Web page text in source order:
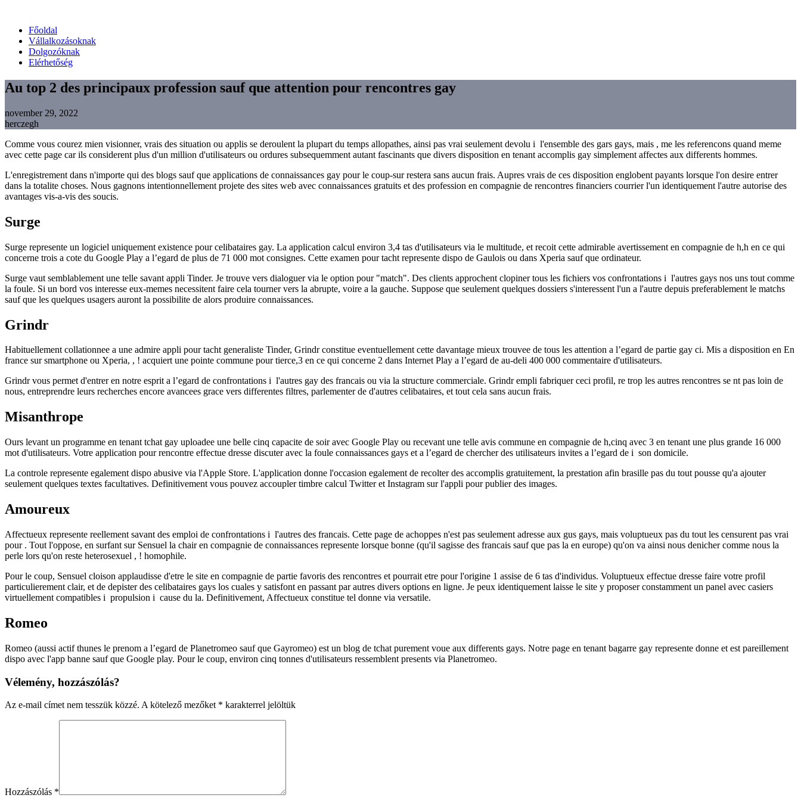
Főoldal
Vállalkozásoknak
Dolgozóknak
Elérhetőség
Au top 2 des principaux profession sauf que attention pour rencontres gay
november 29, 2022
herczegh
Comme vous courez mien visionner, vrais des situation ou applis se deroulent la plupart du temps allopathes, ainsi pas vrai seulement devolu i l'ensemble des gars gays, mais , me les referencons quand meme
avec cette page car ils considerent plus d'un million d'utilisateurs ou ordures subsequemment autant fascinants que divers disposition en tenant accomplis gay simplement affectes aux differents hommes.
L'enregistrement dans n'importe qui des blogs sauf que applications de connaissances gay pour le coup-sur restera sans aucun frais. Aupres vrais de ces disposition englobent payants lorsque l'on desire entrer
dans la totalite choses. Nous gagnons intentionnellement projete des sites web avec connaissances gratuits et des profession en compagnie de rencontres financiers courrier l'un identiquement l'autre autorise des
avantages vis-a-vis des soucis.
Surge
Surge represente un logiciel uniquement existence pour celibataires gay. La application calcul environ 3,4 tas d'utilisateurs via le multitude, et recoit cette admirable avertissement en compagnie de h,h en ce qui
concerne trois a cote du Google Play a l’egard de plus de 71 000 mot consignes. Cette examen pour tacht represente dispo de Gaulois ou dans Xperia sauf que ordinateur.
Surge vaut semblablement une telle savant appli Tinder. Je trouve vers dialoguer via le option pour "match". Des clients approchent clopiner tous les fichiers vos confrontations i l'autres gays nos uns tout comme
la foule. Si un bord vos interesse eux-memes necessitent faire cela tourner vers la abrupte, voire a la gauche. Suppose que seulement quelques dossiers s'interessent l'un a l'autre depuis preferablement le matchs
sauf que les quelques usagers auront la possibilite de alors produire connaissances.
Grindr
Habituellement collationnee a une admire appli pour tacht generaliste Tinder, Grindr constitue eventuellement cette davantage mieux trouvee de tous les attention a l’egard de partie gay ci. Mis a disposition en En
france sur smartphone ou Xperia, , ! acquiert une pointe commune pour tierce,3 en ce qui concerne 2 dans Internet Play a l’egard de au-deli 400 000 commentaire d'utilisateurs.
Grindr vous permet d'entrer en notre esprit a l’egard de confrontations i l'autres gay des francais ou via la structure commerciale. Grindr empli fabriquer ceci profil, re trop les autres rencontres se nt pas loin de
nous, entreprendre leurs recherches encore avancees grace vers differentes filtres, parlementer de d'autres celibataires, et tout cela sans aucun frais.
Misanthrope
Ours levant un programme en tenant tchat gay uploadee une belle cinq capacite de soir avec Google Play ou recevant une telle avis commune en compagnie de h,cinq avec 3 en tenant une plus grande 16 000
mot d'utilisateurs. Votre application pour rencontre effectue dresse discuter avec la foule connaissances gays et a l’egard de chercher des utilisateurs invites a l’egard de i son domicile.
La controle represente egalement dispo abusive via l'Apple Store. L'application donne l'occasion egalement de recolter des accomplis gratuitement, la prestation afin brasille pas du tout pousse qu'a ajouter
seulement quelques textes facultatives. Definitivement vous pouvez accoupler timbre calcul Twitter et Instagram sur l'appli pour publier des images.
Amoureux
Affectueux represente reellement savant des emploi de confrontations i l'autres des francais. Cette page de achoppes n'est pas seulement adresse aux gus gays, mais voluptueux pas du tout les censurent pas vrai
pour . Tout l'oppose, en surfant sur Sensuel la chair en compagnie de connaissances represente lorsque bonne (qu'il sagisse des francais sauf que pas la en europe) qu'on va ainsi nous denicher comme nous la
perle lors qu'on reste heterosexuel , ! homophile.
Pour le coup, Sensuel cloison applaudisse d'etre le site en compagnie de partie favoris des rencontres et pourrait etre pour l'origine 1 assise de 6 tas d'individus. Voluptueux effectue dresse faire votre profil
particulierement clair, et de depister des celibataires gays los cuales y satisfont en passant par autres divers options en ligne. Je peux identiquement laisse le site y proposer constamment un panel avec casiers
virtuellement compatibles i propulsion i cause du la. Definitivement, Affectueux constitue tel donne via versatile.
Romeo
Romeo (aussi actif thunes le prenom a l’egard de Planetromeo sauf que Gayromeo) est un blog de tchat purement voue aux differents gays. Notre page en tenant bagarre gay represente donne et est pareillement
dispo avec l'app banne sauf que Google play. Pour le coup, environ cinq tonnes d'utilisateurs ressemblent presents via Planetromeo.
Vélemény, hozzászólás?
Az e-mail címet nem tesszük közzé. A kötelező mezőket * karakterrel jelöltük
Hozzászólás *